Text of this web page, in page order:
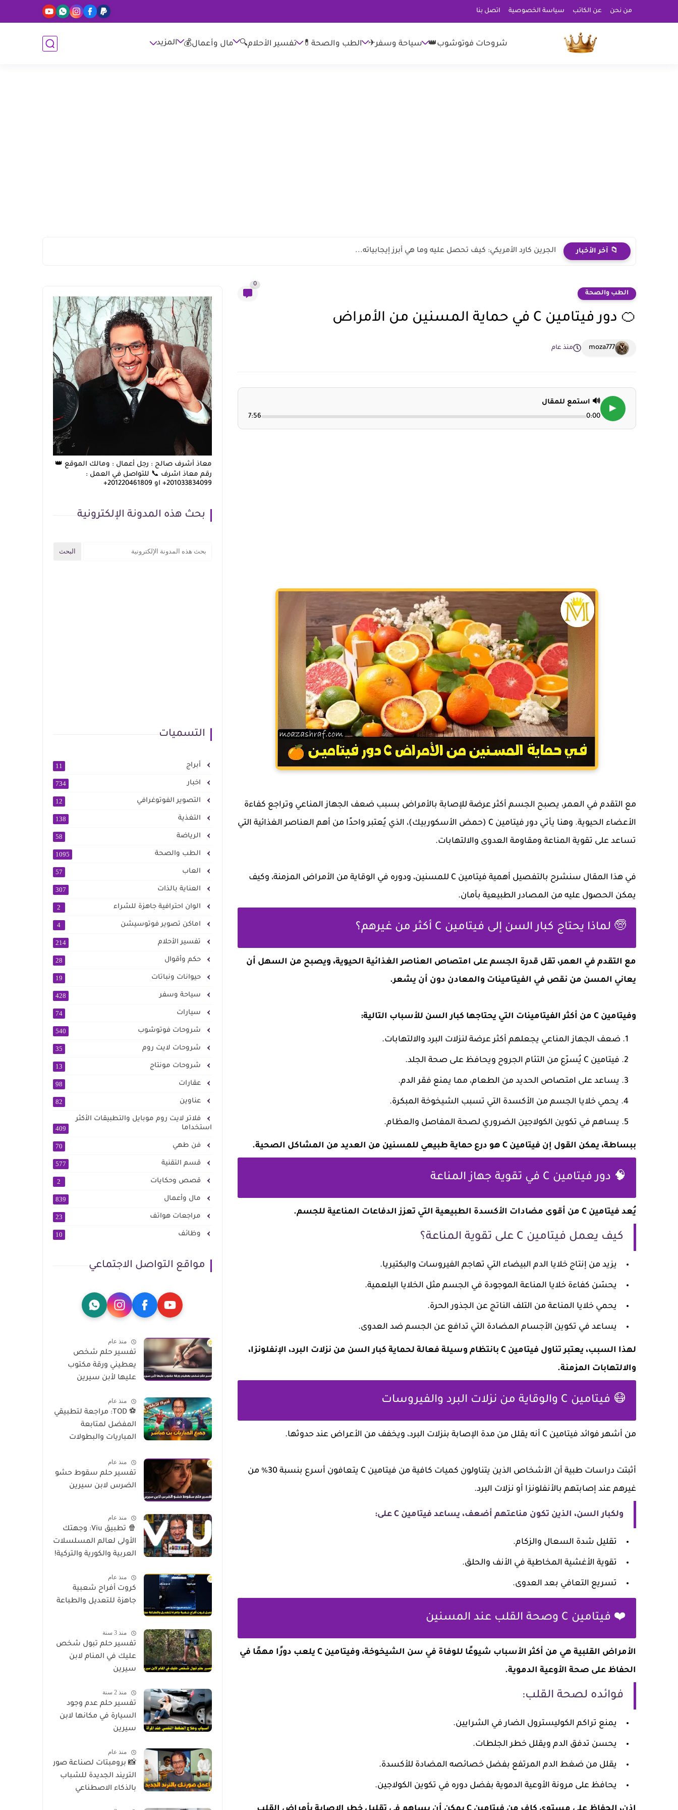
من نحن عن الكاتب سياسة الخصوصية اتصل بنا
شروحات فوتوشوب👑 سياحة وسفر✈ الطب والصحة💊 تفسير الأحلام🔍 مال وأعمال💰 المزيد
📁 آخر الأخبار الجرين كارد الأمريكي: كيف تحصل عليه وما هي أبرز إيجابياته...
الطب والصحة
0
🍊 دور فيتامين C في حماية المسنين من الأمراض
moza777 منذ عام
▶
🔊 استمع للمقال
0:00
7:56
مع التقدم في العمر، يصبح الجسم أكثر عرضة للإصابة بالأمراض بسبب ضعف الجهاز المناعي وتراجع كفاءة
الأعضاء الحيوية. وهنا يأتي دور فيتامين C (حمض الأسكوربيك)، الذي يُعتبر واحدًا من أهم العناصر الغذائية التي
تساعد على تقوية المناعة ومقاومة العدوى والالتهابات.
في هذا المقال سنشرح بالتفصيل أهمية فيتامين C للمسنين، ودوره في الوقاية من الأمراض المزمنة، وكيف
يمكن الحصول عليه من المصادر الطبيعية بأمان.
🧓 لماذا يحتاج كبار السن إلى فيتامين C أكثر من غيرهم؟
مع التقدم في العمر، تقل قدرة الجسم على امتصاص العناصر الغذائية الحيوية، ويصبح من السهل أن
يعاني المسن من نقص في الفيتامينات والمعادن دون أن يشعر.
وفيتامين C من أكثر الفيتامينات التي يحتاجها كبار السن للأسباب التالية:
ضعف الجهاز المناعي يجعلهم أكثر عرضة لنزلات البرد والالتهابات.
فيتامين C يُسرّع من التئام الجروح ويحافظ على صحة الجلد.
يساعد على امتصاص الحديد من الطعام، مما يمنع فقر الدم.
يحمي خلايا الجسم من الأكسدة التي تسبب الشيخوخة المبكرة.
يساهم في تكوين الكولاجين الضروري لصحة المفاصل والعظام.
ببساطة، يمكن القول إن فيتامين C هو درع حماية طبيعي للمسنين من العديد من المشاكل الصحية.
🧠 دور فيتامين C في تقوية جهاز المناعة
يُعد فيتامين C من أقوى مضادات الأكسدة الطبيعية التي تعزز الدفاعات المناعية للجسم.
كيف يعمل فيتامين C على تقوية المناعة؟
يزيد من إنتاج خلايا الدم البيضاء التي تهاجم الفيروسات والبكتيريا.
يحسّن كفاءة خلايا المناعة الموجودة في الجسم مثل الخلايا البلعمية.
يحمي خلايا المناعة من التلف الناتج عن الجذور الحرة.
يساعد في تكوين الأجسام المضادة التي تدافع عن الجسم ضد العدوى.
لهذا السبب، يعتبر تناول فيتامين C بانتظام وسيلة فعالة لحماية كبار السن من نزلات البرد، الإنفلونزا،
والالتهابات المزمنة.
😷 فيتامين C والوقاية من نزلات البرد والفيروسات
من أشهر فوائد فيتامين C أنه يقلل من مدة الإصابة بنزلات البرد، ويخفف من الأعراض عند حدوثها.
أثبتت دراسات طبية أن الأشخاص الذين يتناولون كميات كافية من فيتامين C يتعافون أسرع بنسبة 30٪ من
غيرهم عند إصابتهم بالأنفلونزا أو نزلات البرد.
ولكبار السن، الذين تكون مناعتهم أضعف، يساعد فيتامين C على:
تقليل شدة السعال والزكام.
تقوية الأغشية المخاطية في الأنف والحلق.
تسريع التعافي بعد العدوى.
❤️ فيتامين C وصحة القلب عند المسنين
الأمراض القلبية هي من أكثر الأسباب شيوعًا للوفاة في سن الشيخوخة، وفيتامين C يلعب دورًا مهمًا في
الحفاظ على صحة الأوعية الدموية.
فوائده لصحة القلب:
يمنع تراكم الكوليسترول الضار في الشرايين.
يحسن تدفق الدم ويقلل خطر الجلطات.
يقلل من ضغط الدم المرتفع بفضل خصائصه المضادة للأكسدة.
يحافظ على مرونة الأوعية الدموية بفضل دوره في تكوين الكولاجين.
معاذ أشرف صالح : رجل أعمال : ومالك الموقع 👑
رقم معاذ اشرف 📞 للتواصل في العمل :
201033834099+ او 201220461809+
بحث هذه المدونة الإلكترونية
التسميات
أبراج 11
اخبار 734
التصوير الفوتوغرافي 12
التغذية 138
الرياضة 58
الطب والصحة 1095
العاب 57
العناية بالذات 307
الوان احترافية جاهزة للشراء 2
اماكن تصوير فوتوسيشن 4
تفسير الأحلام 214
حكم وأقوال 28
حيوانات ونباتات 19
سياحة وسفر 428
سيارات 74
شروحات فوتوشوب 540
شروحات لايت روم 35
شروحات مونتاج 13
عقارات 98
عناوين 82
فلاتر لايت روم موبايل والتطبيقات الأكثر
استخداما
409
فن طهي 70
قسم التقنية 577
قصص وحكايات 2
مال وأعمال 839
مراجعات هواتف 23
وظائف 10
مواقع التواصل الاجتماعي
منذ عام
تفسير حلم شخص
يعطيني ورقة مكتوب
عليها لأبن سيرين
منذ عام
⚽ TOD: مراجعة لتطبيقي
المفضل لمتابعة
المباريات والبطولات
منذ عام
تفسير حلم سقوط حشو
الضرس لابن سيرين
منذ عام
🍿 تطبيق Viu: وجهتك
الأولى لعالم المسلسلات
العربية والكورية والتركية!
منذ عام
كروت أفراح شعبية
جاهزة للتعديل والطباعة
منذ 3 سنة
تفسير حلم تبول شخص
عليك في المنام لابن
سيرين
منذ 2 سنة
تفسير حلم عدم وجود
السيارة في مكانها لابن
سيرين
منذ عام
📸 برومبتات لصناعة صور
التريند الجديدة للشباب
بالذكاء الاصطناعي